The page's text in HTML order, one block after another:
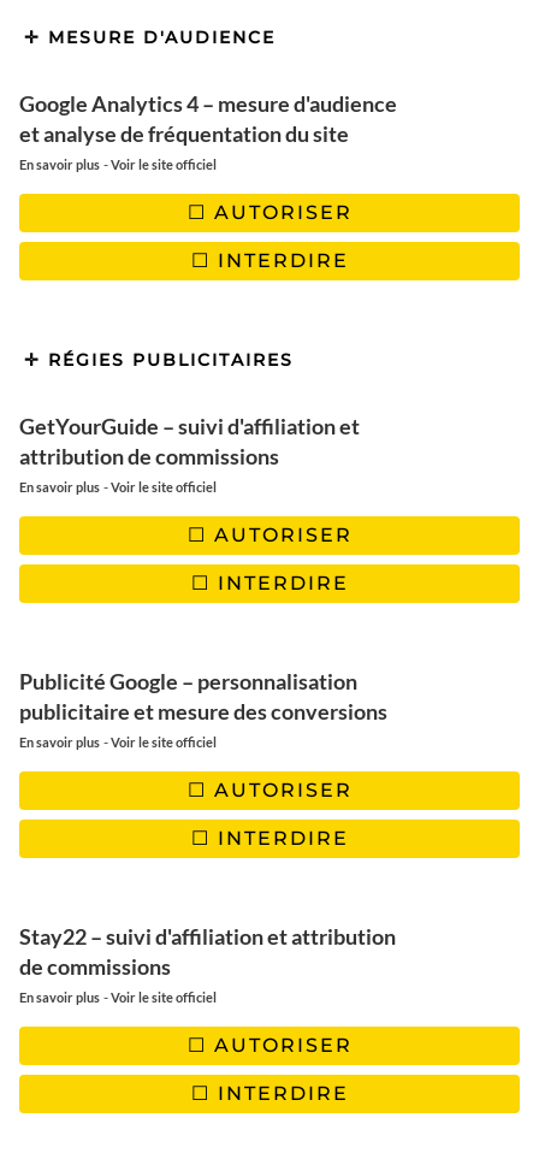
Grenadines
Visiter les Saintes sur deux
jours | Un archipel aux
paysages paradisiaques
MESURE D'AUDIENCE
Google Analytics 4 – mesure d'audience
et analyse de fréquentation du site
En savoir plus -Voir le site officiel
AUTORISER
INTERDIRE
RÉGIES PUBLICITAIRES
GetYourGuide – suivi d'affiliation et
attribution de commissions
En savoir plus -Voir le site officiel
AUTORISER
INTERDIRE
Publicité Google – personnalisation
publicitaire et mesure des conversions
En savoir plus -Voir le site officiel
AUTORISER
INTERDIRE
Stay22 – suivi d'affiliation et attribution
de commissions
En savoir plus -Voir le site officiel
AUTORISER
INTERDIRE